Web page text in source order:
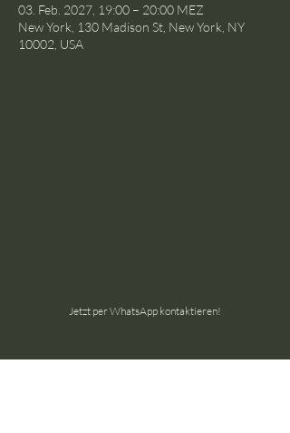
03. Feb. 2027, 19:00 – 20:00 MEZ
New York, 130 Madison St, New York, NY
10002, USA
Jetzt per WhatsApp kontaktieren!